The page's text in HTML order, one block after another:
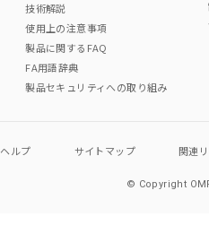
技術解説
使用上の注意事項
製品に関するFAQ
FA用語辞典
製品セキュリティへの取り組み
ヘルプ サイトマップ 関連
© Copyright